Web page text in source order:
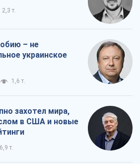
2,3 т.
– не
украинское
1,6 т.
захотел мира,
в США и новые
6,9 т.